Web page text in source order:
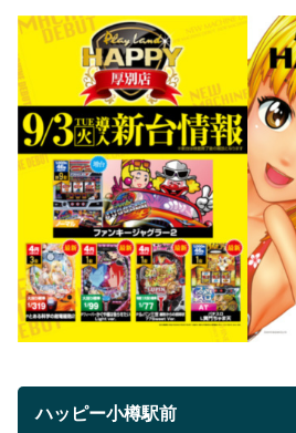
ハッピー小樽駅前